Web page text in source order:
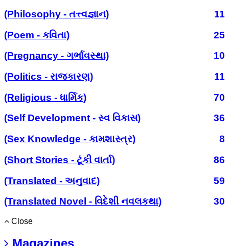
(Philosophy - તત્ત્વજ્ઞાન)
11
(Poem - કવિતા)
25
(Pregnancy - ગર્ભાવસ્થા)
10
(Politics - રાજકારણ)
11
(Religious - ધાર્મિક)
70
(Self Development - સ્વ વિકાસ)
36
(Sex Knowledge - કામશાસ્ત્ર)
8
(Short Stories - ટૂંકી વાર્તા)
86
(Translated - અનુવાદ)
59
(Translated Novel - વિદેશી નવલકથા)
30
Close
Magazines